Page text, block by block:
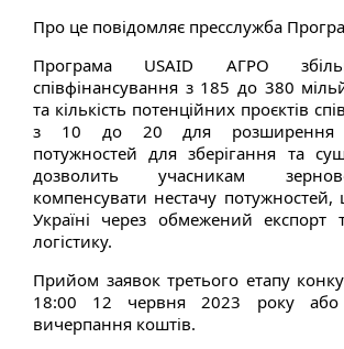
Про це повідомляє пресслужба
Програма USAID АГРО
співфінансування з 185 до 380
та кількість потенційних проєктів
з 10 до 20 для розширення
потужностей для зберігання та
дозволить учасникам
компенсувати нестачу
Україні через обмежений експорт
логістику.
Прийом заявок третього етапу
18:00 12 червня 2023 року
вичерпання коштів.